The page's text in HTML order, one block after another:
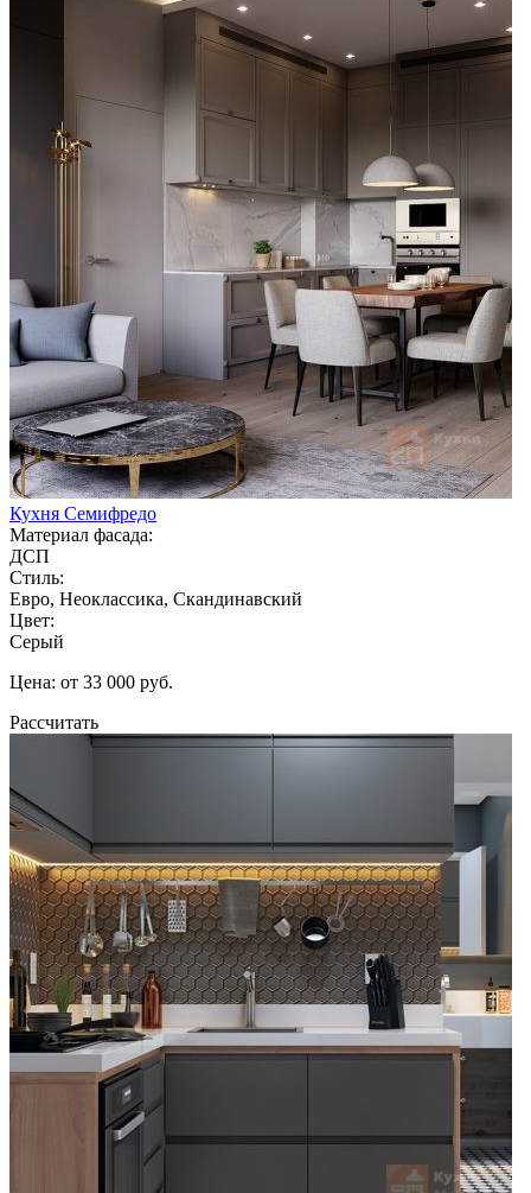
Кухня Семифредо
Материал фасада:
ДСП
Стиль:
Евро, Неоклассика, Скандинавский
Цвет:
Серый
Цена: от 33 000 руб.
Рассчитать